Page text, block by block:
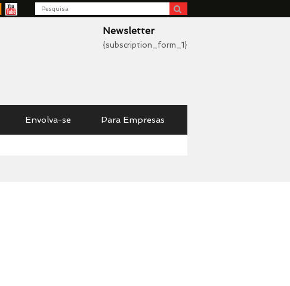
YouTube
Search
Newsletter
{subscription_form_1}
Envolva-se Para Empresas